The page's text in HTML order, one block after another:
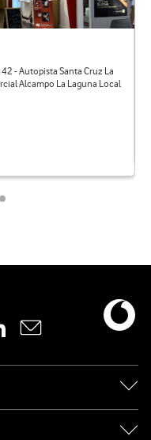
- Autopista Santa Cruz La
Alcampo La Laguna Local